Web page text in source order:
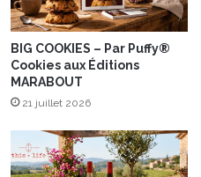
BIG COOKIES – Par Puffy®
Cookies aux Éditions
MARABOUT
21 juillet 2026